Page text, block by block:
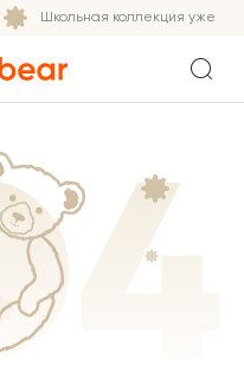
Школьная коллекция уже на